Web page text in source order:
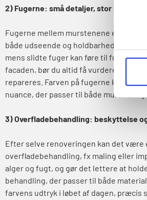
2) Fugerne: små detaljer, stor betydning
Fugerne mellem murstenene er ofte
både udseende og holdbarhed. Tætte,
mens slidte fuger kan føre til
facaden, bør du altid få vurderet, om
repareres. Farven på fugerne kan
nuance, der passer til både mursten og
3) Overfladebehandling: beskyttelse
Efter selve renoveringen kan det være
overfladebehandling, fx maling eller
alger og fugt, og gør det lettere at
behandling, der passer til både
farvens udtryk i løbet af dagen, præcis